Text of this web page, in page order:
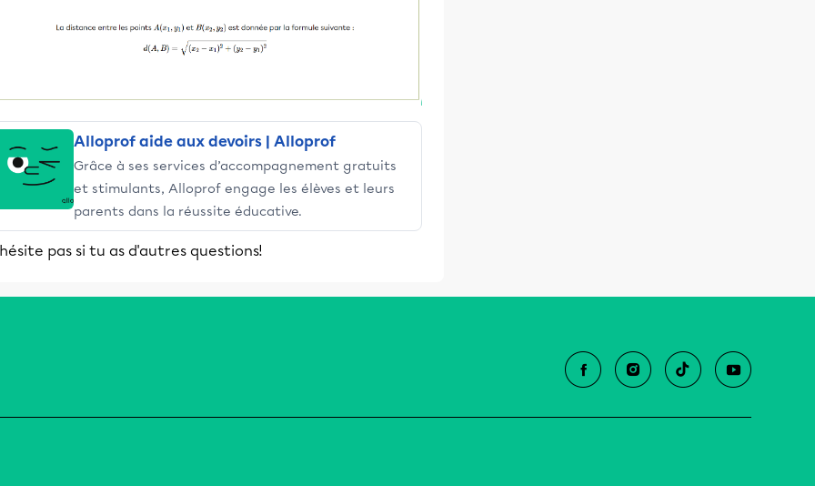
Alloprof aide aux devoirs | Alloprof
Grâce à ses services d’accompagnement gratuits
et stimulants, Alloprof engage les élèves et leurs
parents dans la réussite éducative.
pas si tu as d'autres questions!